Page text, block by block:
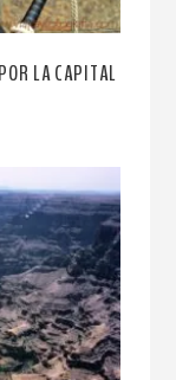
LA CAPITAL